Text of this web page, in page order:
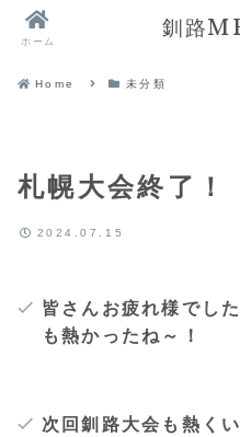
Home 未分類
札幌大会終了！
2024.07.15
皆さんお疲れ様でし
も熱かったね～！
次回釧路大会も熱く
ホーム 釧路